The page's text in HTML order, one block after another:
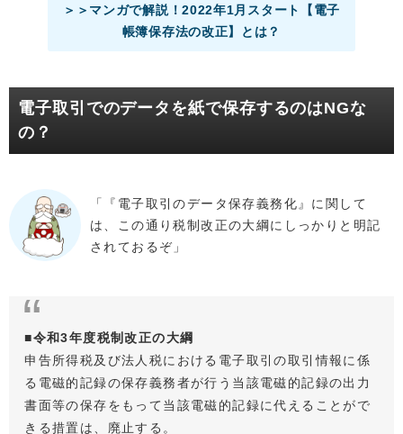
＞＞マンガで解説！2022年1月スタート【電子
帳簿保存法の改正】とは？
電子取引でのデータを紙で保存するのはNGな
の？
「『電子取引のデータ保存義務化』に関して
は、この通り税制改正の大綱にしっかりと明記
されておるぞ」
■令和3年度税制改正の大綱
申告所得税及び法人税における電子取引の取引情報に係
る電磁的記録の保存義務者が行う当該電磁的記録の出力
書面等の保存をもって当該電磁的記録に代えることがで
きる措置は、廃止する。